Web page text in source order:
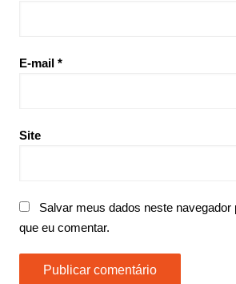
E-mail *
Site
Salvar meus dados neste navegador
que eu comentar.